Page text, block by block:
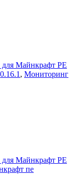
для Майнкрафт PE
, Мониторинг
для Майнкрафт PE
пе